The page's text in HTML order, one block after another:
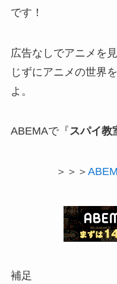
です！
広告なしでアニメを
じずにアニメの世界
よ。
ABEMAで『スパイ教
＞＞＞
補足